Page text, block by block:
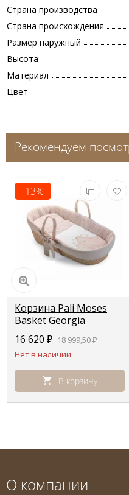
Страна производства
Страна происхождения
Размер наружный
Высота
Материал
Цвет
Рекомендуем
-13%
Корзина Pali Moses
Basket Georgia
(Джорджия) белый
(white)
16 620 ₽ 18 999,50₽
Нет в наличии
В корзину
О компании